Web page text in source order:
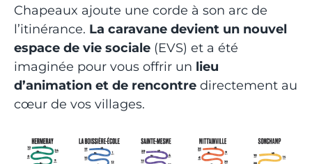
Chapeaux ajoute une corde à son arc de
l’itinérance. La caravane devient un nouvel
espace de vie sociale (EVS) et a été
imaginée pour vous offrir un lieu
d’animation et de rencontre directement au
cœur de vos villages.